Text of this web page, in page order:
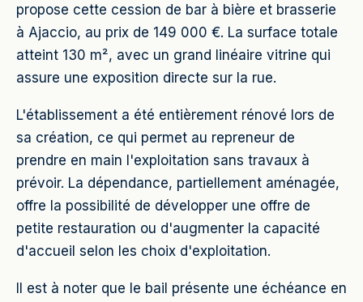
propose cette cession de bar à bière et brasserie
à Ajaccio, au prix de 149 000 €. La surface totale
atteint 130 m², avec un grand linéaire vitrine qui
assure une exposition directe sur la rue.
L'établissement a été entièrement rénové lors de
sa création, ce qui permet au repreneur de
prendre en main l'exploitation sans travaux à
prévoir. La dépendance, partiellement aménagée,
offre la possibilité de développer une offre de
petite restauration ou d'augmenter la capacité
d'accueil selon les choix d'exploitation.
Il est à noter que le bail présente une échéance en